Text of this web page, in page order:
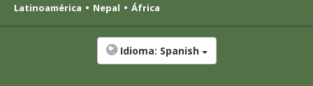
Latinoamérica
Nepal África
Idioma: Spanish